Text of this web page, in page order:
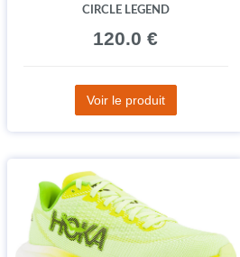
CIRCLE LEGEND
120.0 €
Voir le produit